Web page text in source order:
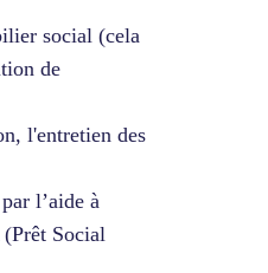
social (cela
de
l'entretien des
l’aide à
(Prêt Social